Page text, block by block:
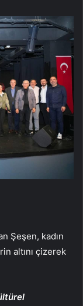
Şeşen, kadın
altını çizerek